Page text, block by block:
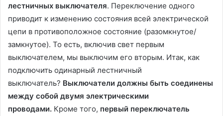
лестничных выключателя. Переключение одного
приводит к изменению состояния всей электрической
цепи в противоположное состояние (разомкнутое/
замкнутое). То есть, включив свет первым
выключателем, мы выключим его вторым. Итак, как
подключить одинарный лестничный
выключатель? Выключатели должны быть соединены
между собой двумя электрическими
проводами. Кроме того, первый переключатель